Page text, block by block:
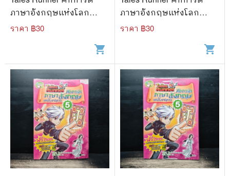
ภาษาอังกฤษแห่งโลก
นิทาน 4
ราคา ฿30
shopping_cart
ภาษาอังกฤษแห่งโลก
นิทาน 4
ราคา ฿30
shopping_cart